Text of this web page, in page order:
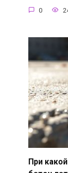
0
При